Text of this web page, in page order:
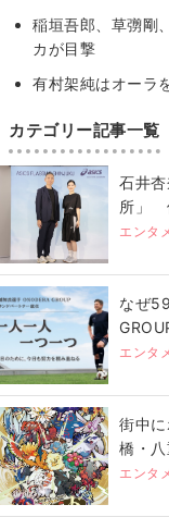
稲垣吾郎、草彅剛
カが目撃
有村架純はオーラ
カテゴリー記事一覧
石井
所」
エンタ
なぜ
エンタ
街中
橋・
エンタ